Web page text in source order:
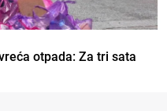
otpada: Za tri sata